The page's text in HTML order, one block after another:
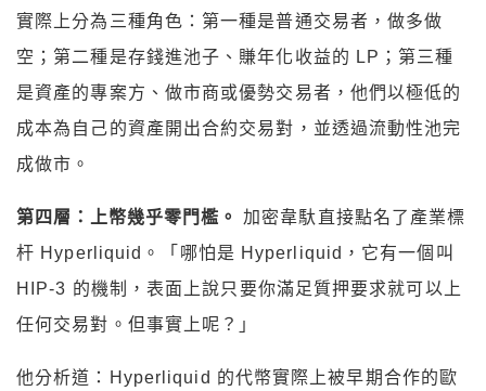
實際上分為三種角色：第一種是普通交易者，做多做
空；第二種是存錢進池子、賺年化收益的 LP；第三種
是資產的專案方、做市商或優勢交易者，他們以極低的
成本為自己的資產開出合約交易對，並透過流動性池完
成做市。
第四層：上幣幾乎零門檻。
加密韋馱直接點名了產業標
杆 Hyperliquid。「哪怕是 Hyperliquid，它有一個叫
HIP-3 的機制，表面上說只要你滿足質押要求就可以上
任何交易對。但事實上呢？」
他分析道：Hyperliquid 的代幣實際上被早期合作的歐